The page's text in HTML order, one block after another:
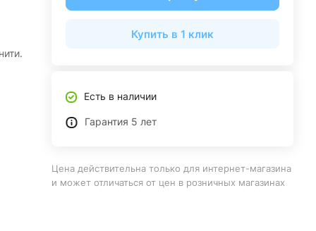
Купить в 1 клик
Есть в наличии
Гарантия 5 лет
Цена действительна только для интернет-магазина
и может отличаться от цен в розничных магазинах